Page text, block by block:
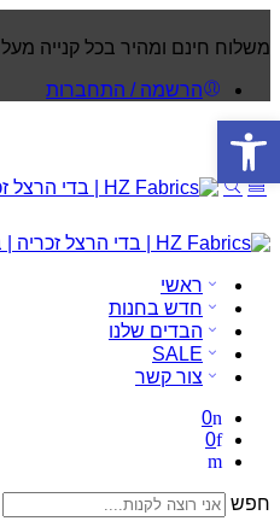
משלוח חינם ומהיר בכל קנייה מעל 300 ₪
הרשמה / התחברות
ראשי
חדש בחנות
הבדים שלנו
SALE
צור קשר
0
0
חפש
פתח סרגל נגישות